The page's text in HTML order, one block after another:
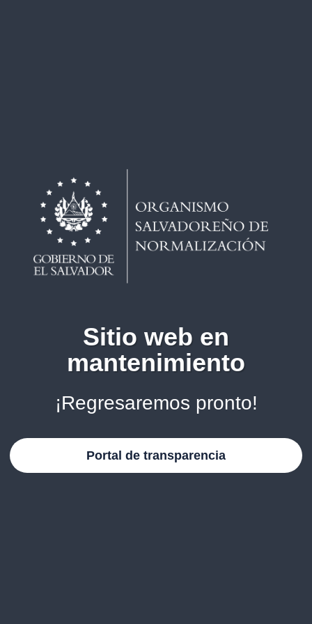
Sitio web en
mantenimiento
¡Regresaremos pronto!
Portal de transparencia